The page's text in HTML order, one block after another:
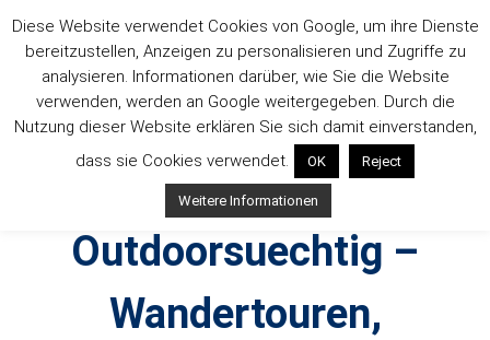
Inhalt
springen
Outdoorsuechtig –
Wandertouren,
Diese Website verwendet Cookies von Google, um ihre Dienste
bereitzustellen, Anzeigen zu personalisieren und Zugriffe zu
analysieren. Informationen darüber, wie Sie die Website
verwenden, werden an Google weitergegeben. Durch die
Nutzung dieser Website erklären Sie sich damit einverstanden,
dass sie Cookies verwendet.
OK Reject
Weitere Informationen